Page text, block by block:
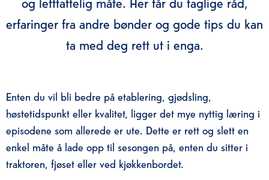
erfaringer fra andre bønder og gode tips du kan
ta med deg rett ut i enga.
Enten du vil bli bedre på etablering, gjødsling,
høstetidspunkt eller kvalitet, ligger det mye nyttig læring i
episodene som allerede er ute. Dette er rett og slett en
enkel måte å lade opp til sesongen på, enten du sitter i
traktoren, fjøset eller ved kjøkkenbordet.